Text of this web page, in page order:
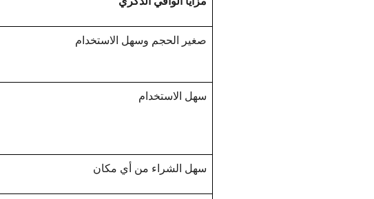
صغير الحجم وسهل الاستخدام
سهل الاستخدام
سهل الشراء من أي مكان